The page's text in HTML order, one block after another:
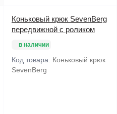
Коньковый крюк SevenBerg
передвижной с роликом
в наличии
Код товара: Коньковый крюк
SevenBerg